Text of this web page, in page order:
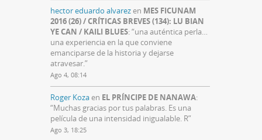
hector eduardo alvarezen MES FICUNAM
2016 (26) / CRÍTICAS BREVES (134): LU BIAN
YE CAN / KAILI BLUES: “una auténtica perla…
una experiencia en la que conviene
emanciparse de la historia y dejarse
atravesar.”
Ago 4, 08:14
Roger Kozaen EL PRÍNCIPE DE NANAWA:
“Muchas gracias por tus palabras. Es una
película de una intensidad inigualable. R”
Ago 3, 18:25